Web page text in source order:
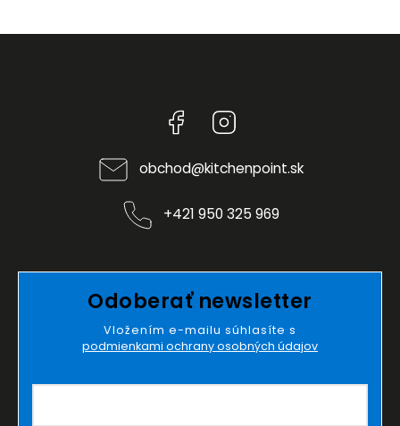
Facebook
obchod@kitchenpoint.sk
+421 950 325 969
Odoberať newsletter
Vložením e-mailu súhlasíte s
podmienkami ochrany osobných údajov